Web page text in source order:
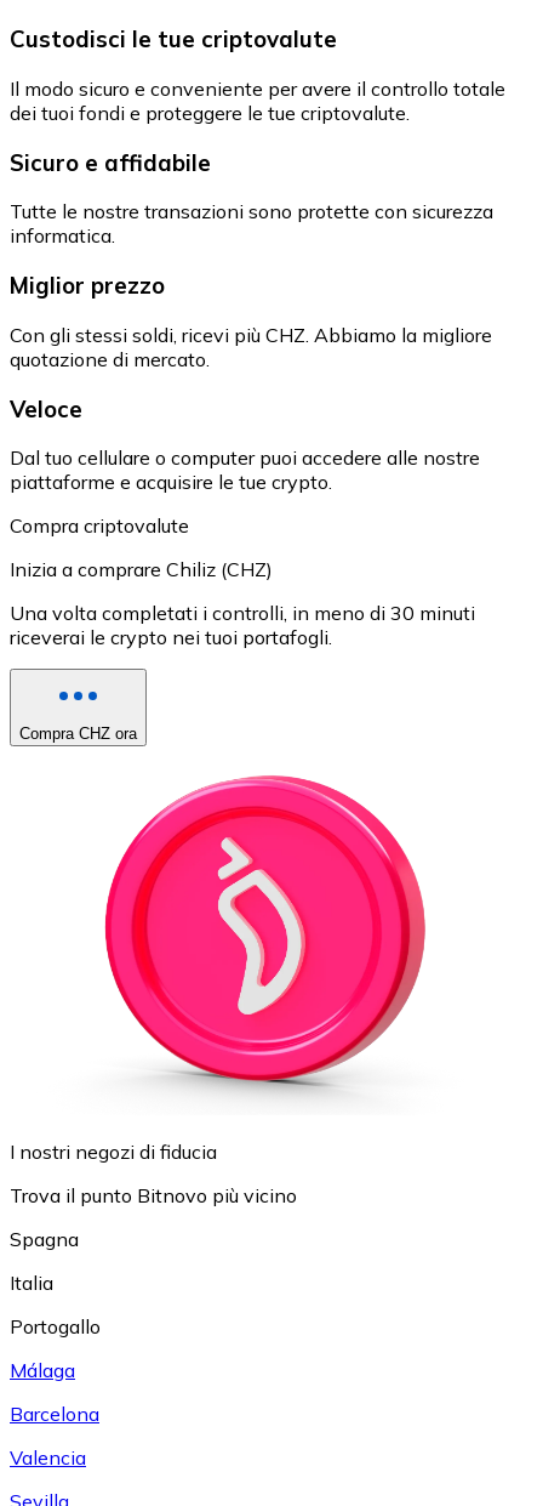
Custodisci le tue criptovalute
Il modo sicuro e conveniente per avere il controllo totale
dei tuoi fondi e proteggere le tue criptovalute.
Sicuro e affidabile
Tutte le nostre transazioni sono protette con sicurezza
informatica.
Miglior prezzo
Con gli stessi soldi, ricevi più CHZ. Abbiamo la migliore
quotazione di mercato.
Veloce
Dal tuo cellulare o computer puoi accedere alle nostre
piattaforme e acquisire le tue crypto.
Compra criptovalute
Inizia a comprare Chiliz (CHZ)
Una volta completati i controlli, in meno di 30 minuti
riceverai le crypto nei tuoi portafogli.
Compra CHZ ora
I nostri negozi di fiducia
Trova il punto Bitnovo più vicino
Spagna
Italia
Portogallo
Málaga
Barcelona
Valencia